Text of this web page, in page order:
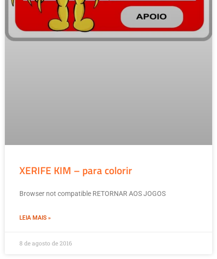
XERIFE KIM – para colorir
Browser not compatible RETORNAR AOS JOGOS
LEIA MAIS »
8 de agosto de 2016